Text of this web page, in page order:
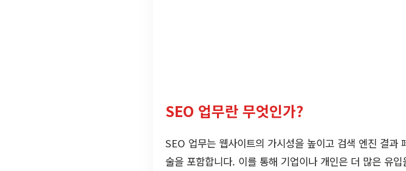
SEO 업무란 무엇인가?
SEO 업무는 웹사이트의 가시성을 높이고 검색 엔진 결과
술을 포함합니다. 이를 통해 기업이나 개인은 더 많은 유